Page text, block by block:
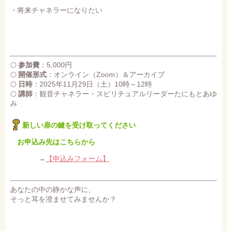
・将来チャネラーになりたい
🌕 参加費 ：5,000円
🌕 開催形式 ：オンライン（Zoom）＆アーカイブ
🌕 日時 ：2025年11月29日（土）10時～12時
🌕 講師 ：観音チャネラー・スピリチュアルリーダーたにもとあゆ
み
新しい扉の鍵を受け取ってください
お申込み先はこちらから
→ 【申込みフォーム】
あなたの中の静かな声に、
そっと耳を澄ませてみませんか？